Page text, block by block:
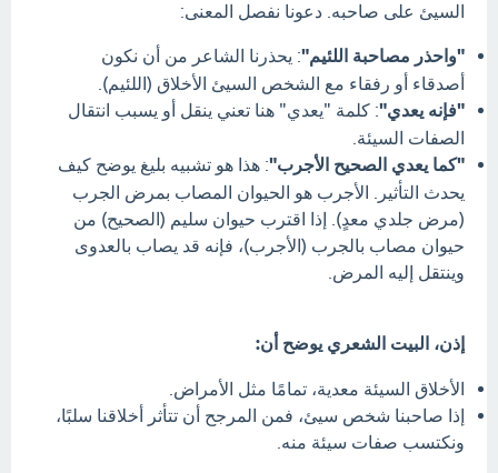
السيئ على صاحبه. دعونا نفصل المعنى:
"واحذر مصاحبة اللئيم": يحذرنا الشاعر من أن نكون
أصدقاء أو رفقاء مع الشخص السيئ الأخلاق (اللئيم).
"فإنه يعدي": كلمة "يعدي" هنا تعني ينقل أو يسبب انتقال
الصفات السيئة.
"كما يعدي الصحيح الأجرب": هذا هو تشبيه بليغ يوضح كيف
يحدث التأثير. الأجرب هو الحيوان المصاب بمرض الجرب
(مرض جلدي معدٍ). إذا اقترب حيوان سليم (الصحيح) من
حيوان مصاب بالجرب (الأجرب)، فإنه قد يصاب بالعدوى
وينتقل إليه المرض.
إذن، البيت الشعري يوضح أن:
الأخلاق السيئة معدية، تمامًا مثل الأمراض.
إذا صاحبنا شخص سيئ، فمن المرجح أن تتأثر أخلاقنا سلبًا،
ونكتسب صفات سيئة منه.